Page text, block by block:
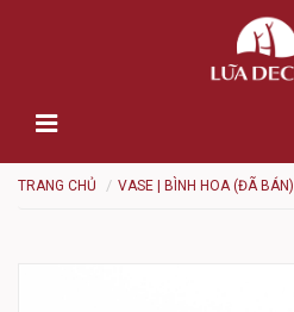
TRANG CHỦ VASE | BÌNH HOA (ĐÃ BÁN)